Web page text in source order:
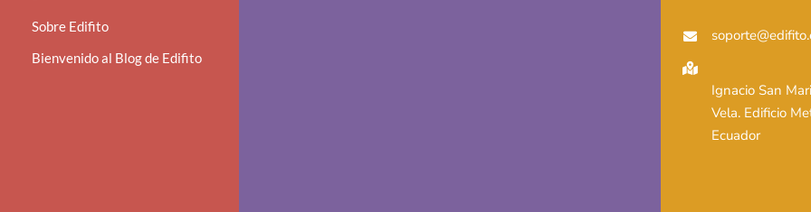
Sobre Edifito
Bienvenido al Blog de Edifito
Ignacio San
Vela. Edificio
Ecuador